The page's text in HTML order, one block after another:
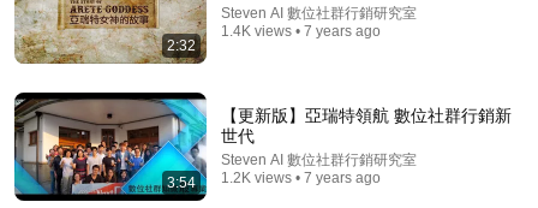
2:32
Steven AI 數位社群行銷研究室
1.4K views • 7 years ago
3:54
【更新版】亞瑞特領航 數位社群行銷新
世代
Steven AI 數位社群行銷研究室
1.2K views • 7 years ago